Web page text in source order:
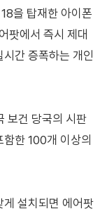
을 탑재한 아이폰
팟에서 즉시 제대
간 증폭하는 개인
보건 당국의 시판
함한 100개 이상의
설치되면 에어팟